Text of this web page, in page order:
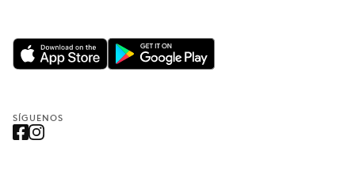
SÍGUENOS